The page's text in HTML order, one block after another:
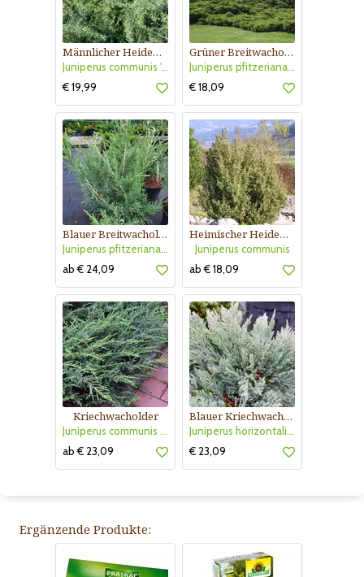
Männlicher Heidewacholder
Juniperus communis 'Adam'
€ 19,99
Grüner Breitwacholder
Juniperus pfitzeriana 'Pfitzeriana'
€ 18,09
Blauer Breitwacholder
Juniperus pfitzeriana 'Pfitzeriana Glauca'
ab € 24,09
Heimischer Heidewacholder
Juniperus communis
ab € 18,09
Kriechwacholder
Juniperus communis 'Repanda'
ab € 23,09
Blauer Kriechwacholder
Juniperus horizontalis 'Blue Chip'
€ 23,09
Ergänzende Produkte: